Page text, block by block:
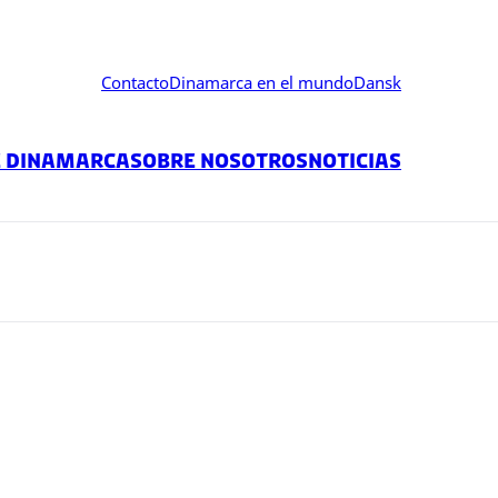
ContactoDinamarca en el mundoDansk
DinamarcaSobre nosotrosNoticias